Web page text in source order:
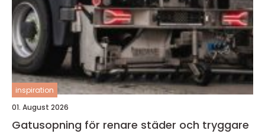
inspiration
01. August 2026
Gatusopning för renare städer och tryggare